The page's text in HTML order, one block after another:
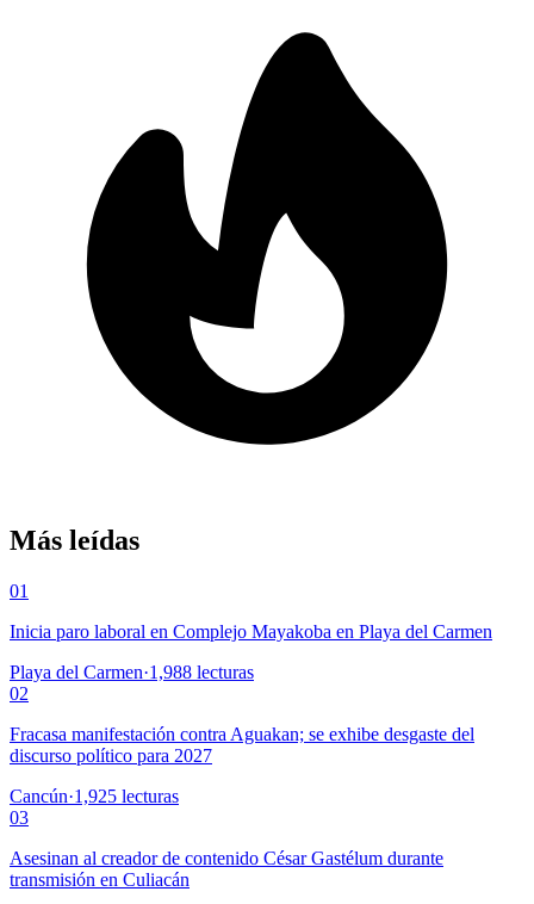
Más leídas
01
Inicia paro laboral en Complejo Mayakoba en Playa del Carmen
Playa del Carmen·1,988 lecturas
02
Fracasa manifestación contra Aguakan; se exhibe desgaste del
discurso político para 2027
Cancún·1,925 lecturas
03
Asesinan al creador de contenido César Gastélum durante
transmisión en Culiacán